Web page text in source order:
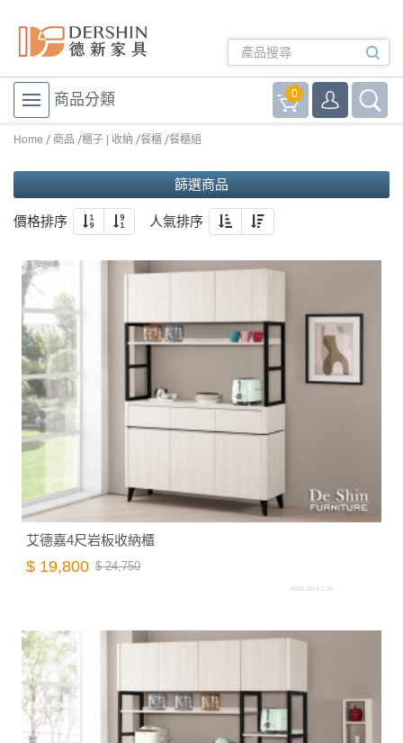
商品分類 0
Home 商品 櫃子 | 收納 餐櫃 餐櫃組
篩選商品
價格排序 人氣排序
艾德嘉4尺岩板收納櫃
$ 19,800 $ 24,750
A088.2854-1.26